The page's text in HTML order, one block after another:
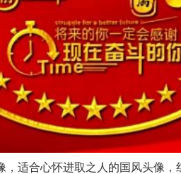
，适合心怀进取之人的国风头像，